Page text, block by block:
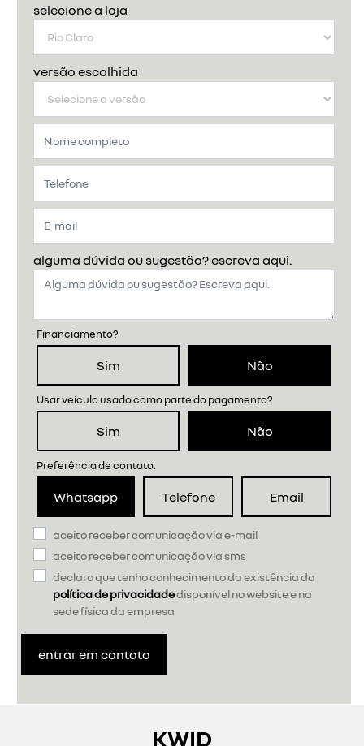
selecione a loja
versão escolhida
alguma dúvida ou sugestão? escreva aqui.
Financiamento?
Sim Não
Usar veículo usado como parte do pagamento?
Sim Não
Preferência de contato:
Whatsapp Telefone Email
aceito receber comunicação via e-mail
aceito receber comunicação via sms
declaro que tenho conhecimento da existência da
política de privacidadedisponível no website e na
sede física da empresa
entrar em contato
KWID